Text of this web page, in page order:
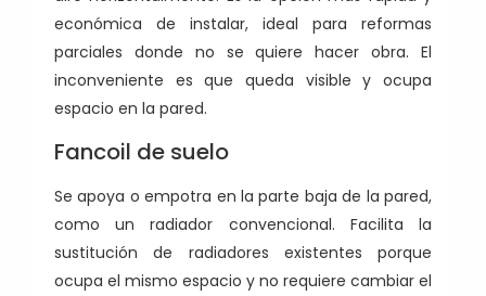
económica de instalar, ideal para reformas
parciales donde no se quiere hacer obra. El
inconveniente es que queda visible y ocupa
espacio en la pared.
Fancoil de suelo
Se apoya o empotra en la parte baja de la pared,
como un radiador convencional. Facilita la
sustitución de radiadores existentes porque
ocupa el mismo espacio y no requiere cambiar el